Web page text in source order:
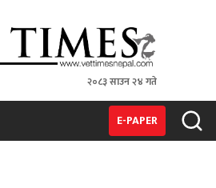
२०८३ साउन २४ गते
E-PAPER